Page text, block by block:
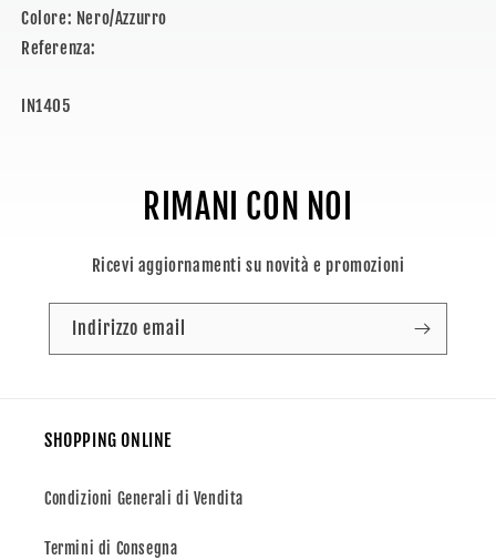
Colore: Nero/Azzurro
Referenza:
SKU:
IN1405
RIMANI CON NOI
Ricevi aggiornamenti su novità e promozioni
Indirizzo email
SHOPPING ONLINE
Condizioni Generali di Vendita
Termini di Consegna